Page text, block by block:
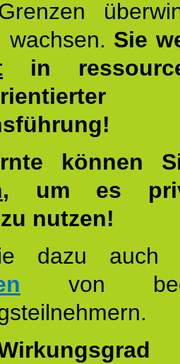
wachsen. Sie
in
können
, um es
nutzen!
dazu
von